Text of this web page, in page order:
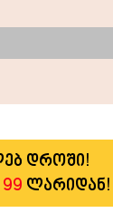
დროში!
99 ლარიდან!